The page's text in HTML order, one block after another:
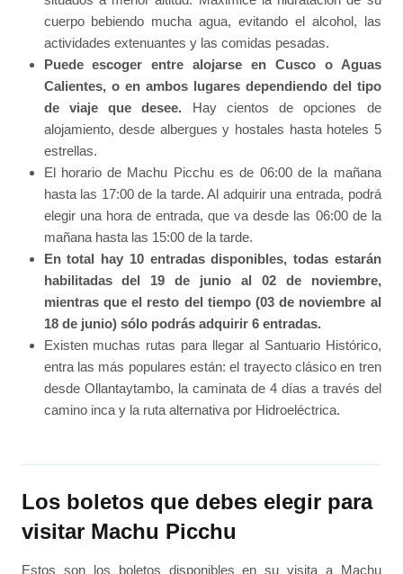
cuerpo bebiendo mucha agua, evitando el alcohol, las
actividades extenuantes y las comidas pesadas.
Puede escoger entre alojarse en Cusco o Aguas
Calientes, o en ambos lugares dependiendo del tipo
de viaje que desee. Hay cientos de opciones de
alojamiento, desde albergues y hostales hasta hoteles 5
estrellas.
El horario de Machu Picchu es de 06:00 de la mañana
hasta las 17:00 de la tarde. Al adquirir una entrada, podrá
elegir una hora de entrada, que va desde las 06:00 de la
mañana hasta las 15:00 de la tarde.
En total hay 10 entradas disponibles, todas estarán
habilitadas del 19 de junio al 02 de noviembre,
mientras que el resto del tiempo (03 de noviembre al
18 de junio) sólo podrás adquirir 6 entradas.
Existen muchas rutas para llegar al Santuario Histórico,
entra las más populares están: el trayecto clásico en tren
desde Ollantaytambo, la caminata de 4 días a través del
camino inca y la ruta alternativa por Hidroeléctrica.
Los boletos que debes elegir para
visitar Machu Picchu
Estos son los boletos disponibles en su visita a Machu